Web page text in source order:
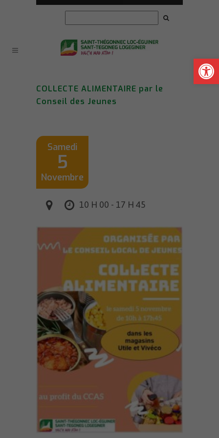
Ouvrir
COLLECTE ALIMENTAIRE par le
Conseil des Jeunes
Samedi
5
Novembre
10 H 00 - 17 H 45